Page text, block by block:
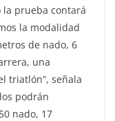
la prueba contará
la modalidad
de nado, 6
una
triatlón”, señala
podrán
nado, 17